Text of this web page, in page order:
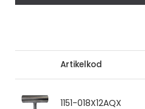
Artikelkod
1151-018X12AQX